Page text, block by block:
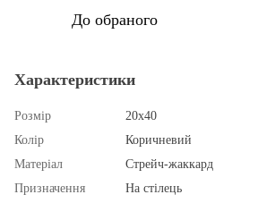
До обраного
Характеристики
Розмір
20х40
Колір
Коричневий
Матеріал
Стрейч-жаккард
Призначення
На стілець